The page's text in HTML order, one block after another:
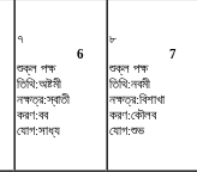
৭
6
শুক্ল পক্ষ
তিথি:অষ্টমী
নক্ষত্র:স্বাতী
করণ:বব
যোগ:সাধ্য
৮
7
শুক্ল পক্ষ
তিথি:নবমী
নক্ষত্র:বিশাখা
করণ:কৌলব
যোগ:শুভ